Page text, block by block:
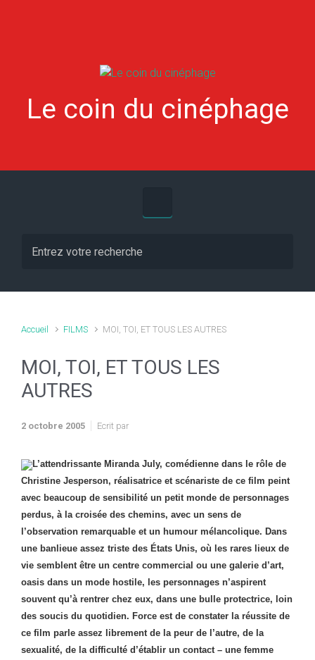
Le coin du cinéphage
Accueil FILMS MOI, TOI, ET TOUS LES AUTRES
MOI, TOI, ET TOUS LES
AUTRES
2 octobre 2005 Ecrit par
L’attendrissante Miranda July, comédienne dans le rôle de
Christine Jesperson, réalisatrice et scénariste de ce film peint
avec beaucoup de sensibilité un petit monde de personnages
perdus, à la croisée des chemins, avec un sens de
l’observation remarquable et un humour mélancolique. Dans
une banlieue assez triste des États Unis, où les rares lieux de
vie semblent être un centre commercial ou une galerie d’art,
oasis dans un mode hostile, les personnages n’aspirent
souvent qu’à rentrer chez eux, dans une bulle protectrice, loin
des soucis du quotidien. Force est de constater la réussite de
ce film parle assez librement de la peur de l’autre, de la
sexualité, de la difficulté d’établir un contact – une femme